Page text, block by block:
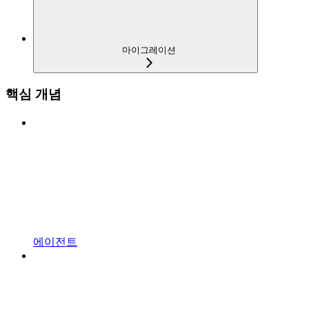
마이그레이션
핵심 개념
에이전트